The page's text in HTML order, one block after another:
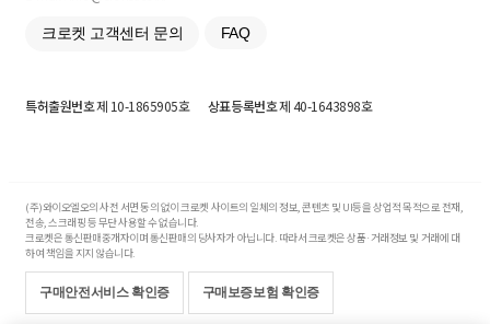
크로켓 고객센터 문의 FAQ
특허출원번호제 10-1865905호 상표등록번호제 40-1643898호
(주)와이오엘오의 사전 서면 동의 없이 크로켓 사이트의 일체의 정보, 콘텐츠 및 UI등을 상업적 목적으로 전재,
전송, 스크래핑 등 무단 사용할 수 없습니다.
크로켓은 통신판매중개자이며 통신판매의 당사자가 아닙니다. 따라서 크로켓은 상품·거래정보 및 거래에 대
하여 책임을 지지 않습니다.
구매안전서비스 확인증 구매보증보험 확인증